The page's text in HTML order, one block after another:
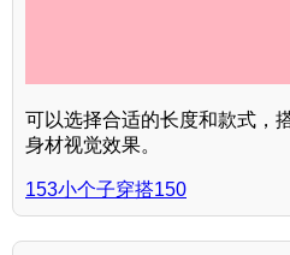
可以选择合适的长度和款式，
身材视觉效果。
153小个子穿搭150